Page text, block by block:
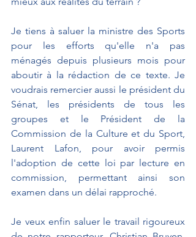
Je tiens à saluer la ministre des Sports
pour les efforts qu'elle n'a pas
ménagés depuis plusieurs mois pour
aboutir à la rédaction de ce texte. Je
voudrais remercier aussi le président du
Sénat, les présidents de tous les
groupes et le Président de la
Commission de la Culture et du Sport,
Laurent Lafon, pour avoir permis
l'adoption de cette loi par lecture en
commission, permettant ainsi son
examen dans un délai rapproché.
Je veux enfin saluer le travail rigoureux